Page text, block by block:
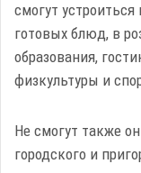
смогут
готовых блюд, в
образования,
физкультуры и
Не смогут также
городского и